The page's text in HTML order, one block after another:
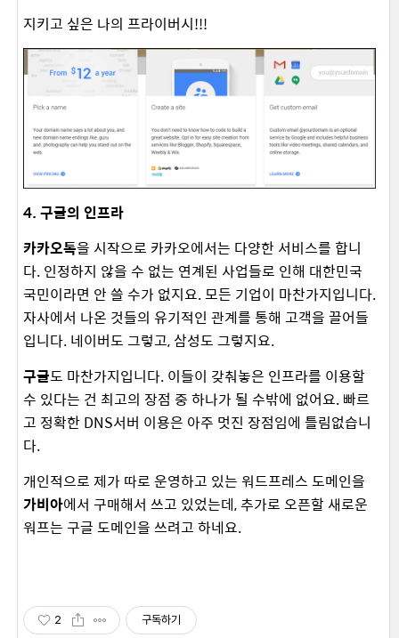
지키고 싶은 나의 프라이버시!!!
4. 구글의 인프라
카카오톡을 시작으로 카카오에서는 다양한 서비스를 합니
다. 인정하지 않을 수 없는 연계된 사업들로 인해 대한민국
국민이라면 안 쓸 수가 없지요. 모든 기업이 마찬가지입니다.
자사에서 나온 것들의 유기적인 관계를 통해 고객을 끌어들
입니다. 네이버도 그렇고, 삼성도 그렇지요.
구글도 마찬가지입니다. 이들이 갖춰놓은 인프라를 이용할
수 있다는 건 최고의 장점 중 하나가 될 수밖에 없어요. 빠르
고 정확한 DNS서버 이용은 아주 멋진 장점임에 틀림없습니
다.
개인적으로 제가 따로 운영하고 있는 워드프레스 도메인을
가비아에서 구매해서 쓰고 있었는데, 추가로 오픈할 새로운
워프는 구글 도메인을 쓰려고 하네요.
2 구독하기